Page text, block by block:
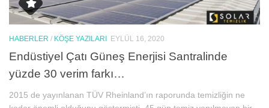
HABERLER / KÖŞE YAZILARI EYLÜL 16, 2020
Endüstiyel Çatı Güneş Enerjisi Santralinde
yüzde 30 verim farkı…
2015 de yayınlanan TÜV Rheinland’ın raporunda temizliğin ne